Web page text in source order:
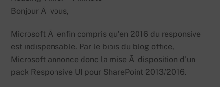
Bonjour Ã vous,
Microsoft Ã enfin compris qu’en 2016 du responsive
est indispensable. Par le biais du blog office,
Microsoft annonce donc la mise Ã disposition d’un
pack Responsive UI pour SharePoint 2013/2016.